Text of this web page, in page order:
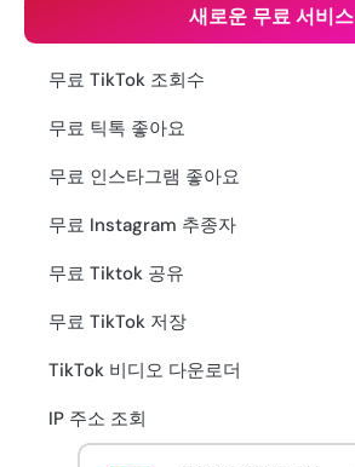
새로운 무료 서비스
무료 TikTok 조회수
무료 틱톡 좋아요
무료 인스타그램 좋아요
무료 Instagram 추종자
무료 Tiktok 공유
무료 TikTok 저장
TikTok 비디오 다운로더
IP 주소 조회